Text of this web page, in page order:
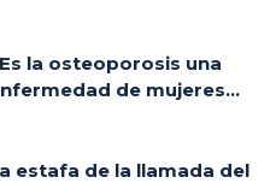
la osteoporosis una
de mujeres...
estafa de la llamada del